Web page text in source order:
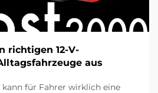
richtigen 12-V-
aus
kann für Fahrer wirklich eine